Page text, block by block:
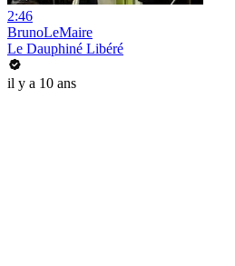
2:46
BrunoLeMaire
Le Dauphiné Libéré
il y a 10 ans